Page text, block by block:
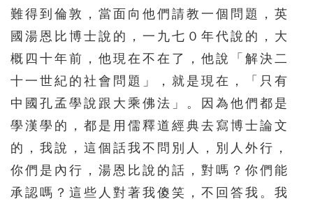
難得到倫敦，當面向他們請教一個問題，英
國湯恩比博士說的，一九七０年代說的，大
概四十年前，他現在不在了，他說「解決二
十一世紀的社會問題」，就是現在，「只有
中國孔孟學說跟大乘佛法」。因為他們都是
學漢學的，都是用儒釋道經典去寫博士論文
的，我說，這個話我不問別人，別人外行，
你們是內行，湯恩比說的話，對嗎？你們能
承認嗎？這些人對著我傻笑，不回答我。我